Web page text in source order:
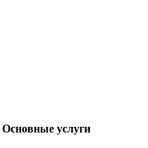
Основные услуги